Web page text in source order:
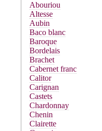
Abouriou
Altesse
Aubin
Baco blanc
Baroque
Bordelais
Brachet
Cabernet franc
Calitor
Carignan
Castets
Chardonnay
Chenin
Clairette